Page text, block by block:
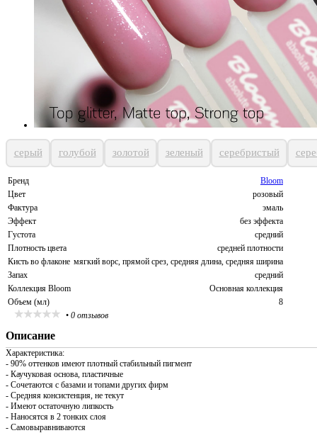
серый голубой золотой зеленый серебристый
Бренд
Bloom
Цвет
розовый
Фактура
эмаль
Эффект
без эффекта
Густота
средний
Плотность цвета
средней плотности
Кисть во флаконе мягкий ворс, прямой срез, средняя длина, средняя ширина
Запах
средний
Коллекция Bloom
Основная коллекция
Объем (мл)
8
• 0 отзывов
Описание
Характеристика:
- 90% оттенков имеют плотный стабильный пигмент
- Каучуковая основа, пластичные
- Сочетаются с базами и топами других фирм
- Средняя консистенция, не текут
- Имеют остаточную липкость
- Наносятся в 2 тонких слоя
- Самовыравниваются